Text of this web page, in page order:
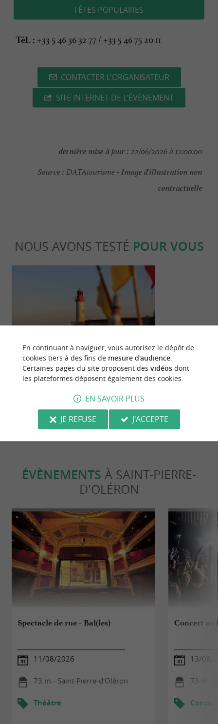
FÊTES POPULAIRES
Tél. : +33 5 46 36 32 77 / +33 5 46 75 20 11
CONTACTER L'ORGANISATEUR
SITE INTERNET DE L'ÉVÈNEMENT
dernière mise à jour : 22/06/2026 à 12:00:00
Source : DATAtourisme -Image d'illustration non
contractuelle
NOUS AVONS TESTÉ POUR VOUS
La Côtinière, balade au grand air dans
le 1er port de pêche charentais
23 m - Saint-Pierre-d'Oléron
Musée de
dans
ÉVÈNEMENTS À SAINT-PIERRE-
D'OLÉRON
Spectacle de rue - Bal(les)
11/08/2026
73 m - Saint-Pierre-d'Oléron
Théâtre
Concert au
13/08/
73 m -
En continuant à naviguer, vous autorisez le dépôt de
cookies tiers à des fins de mesure d'audience.
Certaines pages du site proposent des vidéosdont
les plateformes déposent également des cookies.
EN SAVOIR PLUS
JE REFUSE
J'ACCEPTE